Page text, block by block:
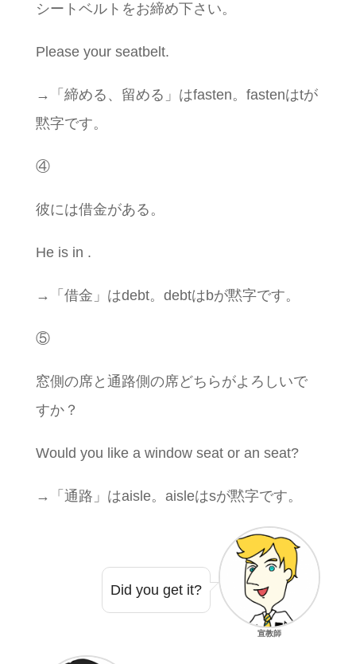
シートベルトをお締め下さい。
Please your seatbelt.
→「締める、留める」はfasten。fastenはtが
黙字です。
④
彼には借金がある。
He is in .
→「借金」はdebt。debtはbが黙字です。
⑤
窓側の席と通路側の席どちらがよろしいで
すか？
Would you like a window seat or an seat?
→「通路」はaisle。aisleはsが黙字です。
Did you get it?
宣教師